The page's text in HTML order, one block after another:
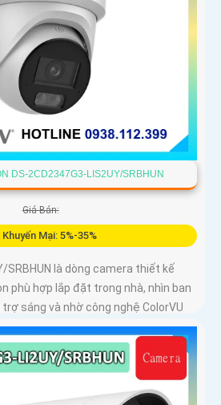
DS-2CD2347G3-LIS2UY/SRBHUN
Giá Bán:
Khuyến Mại: 5%-35%
SRBHUN là dòng camera thiết kế
phù hợp lắp đặt trong nhà, nhìn ban
sáng và nhờ công nghệ ColorVU
giúp nhận diện người và phương